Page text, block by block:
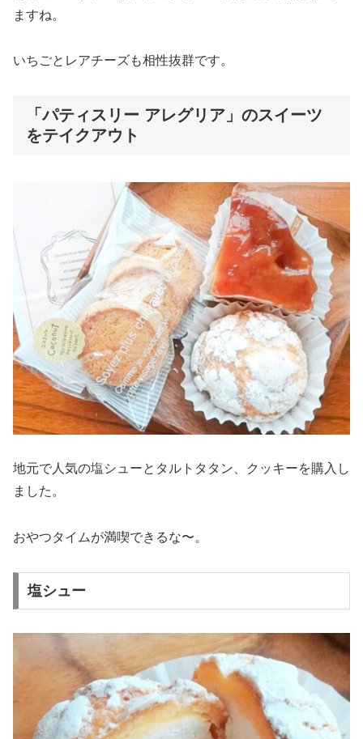
ますね。
いちごとレアチーズも相性抜群です。
「パティスリー アレグリア」のスイーツ
をテイクアウト
地元で人気の塩シューとタルトタタン、クッキーを購入し
ました。
おやつタイムが満喫できるな〜。
塩シュー